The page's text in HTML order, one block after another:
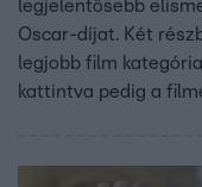
legjelentősebb
Oscar-díjat. Két
legjobb film
kattintva pedig a